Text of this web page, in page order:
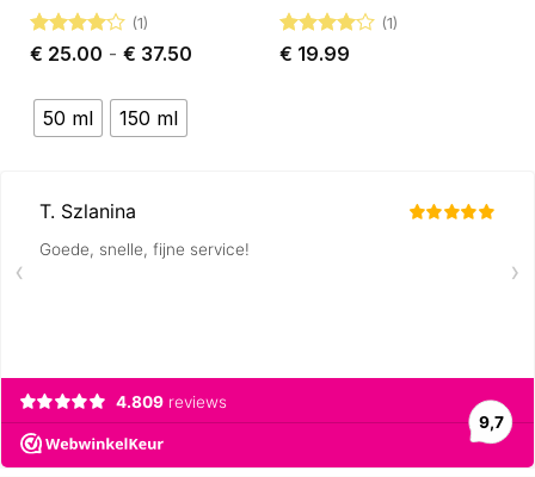
Gewaardeerd
(1)
€ 25.00 - € 37.50Prijsklasse:
50 ml 150 ml
Gewaardeerd
(1)
€ 19.99